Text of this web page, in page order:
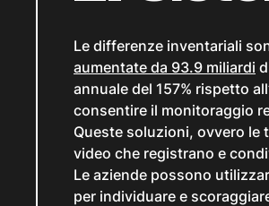
Le differenze inventariali
aumentate da 93.9 miliardi
annuale del 157% rispetto
consentire il monitoraggio
Queste soluzioni, ovvero le
video che registrano e
Le aziende possono
per individuare e